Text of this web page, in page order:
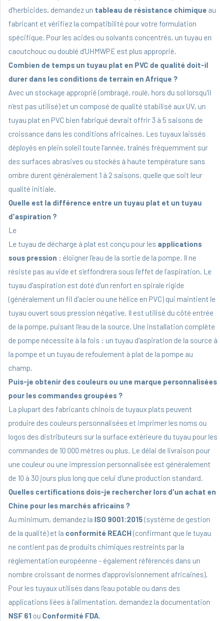
d'herbicides, demandez un tableau de résistance chimique au
fabricant et vérifiez la compatibilité pour votre formulation
spécifique. Pour les acides ou solvants concentrés, un tuyau en
caoutchouc ou doublé d'UHMWPE est plus approprié.
Combien de temps un tuyau plat en PVC de qualité doit-il
durer dans les conditions de terrain en Afrique ?
Avec un stockage approprié (ombragé, roulé, hors du sol lorsqu'il
n'est pas utilisé) et un composé de qualité stabilisé aux UV, un
tuyau plat en PVC bien fabriqué devrait offrir 3 à 5 saisons de
croissance dans les conditions africaines. Les tuyaux laissés
déployés en plein soleil toute l'année, traînés fréquemment sur
des surfaces abrasives ou stockés à haute température sans
ombre durent généralement 1 à 2 saisons, quelle que soit leur
qualité initiale.
Quelle est la différence entre un tuyau plat et un tuyau
d'aspiration ?
Le
Le tuyau de décharge à plat est conçu pour les applications
sous pression : éloigner l'eau de la sortie de la pompe. Il ne
résiste pas au vide et s’effondrera sous l’effet de l’aspiration. Le
tuyau d'aspiration est doté d'un renfort en spirale rigide
(généralement un fil d'acier ou une hélice en PVC) qui maintient le
tuyau ouvert sous pression négative. Il est utilisé du côté entrée
de la pompe, puisant l'eau de la source. Une installation complète
de pompe nécessite à la fois : un tuyau d'aspiration de la source à
la pompe et un tuyau de refoulement à plat de la pompe au
champ.
Puis-je obtenir des couleurs ou une marque personnalisées
pour les commandes groupées ?
La plupart des fabricants chinois de tuyaux plats peuvent
produire des couleurs personnalisées et imprimer les noms ou
logos des distributeurs sur la surface extérieure du tuyau pour les
commandes de 10 000 mètres ou plus. Le délai de livraison pour
une couleur ou une impression personnalisée est généralement
de 10 à 30 jours plus long que celui d'une production standard.
Quelles certifications dois-je rechercher lors d'un achat en
Chine pour les marchés africains ?
Au minimum, demandez la ISO 9001:2015 (système de gestion
de la qualité) et la conformité REACH (confirmant que le tuyau
ne contient pas de produits chimiques restreints par la
réglementation européenne - également référencés dans un
nombre croissant de normes d'approvisionnement africaines).
Pour les tuyaux utilisés dans l'eau potable ou dans des
applications liées à l'alimentation, demandez la documentation
NSF 61 ou Conformité FDA.